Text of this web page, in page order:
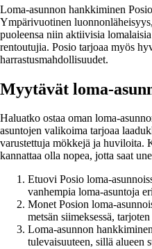
Loma-asunnon hankkiminen
Ympärivuotinen
puoleensa niin aktiivisia
rentoutujia. Posio tarjoaa myös
harrastusmahdollisuudet.
Myytävät loma-
Haluatko ostaa oman loma-
asuntojen valikoima tarjoaa
varustettuja mökkejä ja huviloita.
kannattaa olla nopea, jotta saat
Etuovi Posio loma-
vanhempia loma-asuntoja
Monet Posion loma-
metsän siimeksessä,
Loma-asunnon
tulevaisuuteen, sillä alueen